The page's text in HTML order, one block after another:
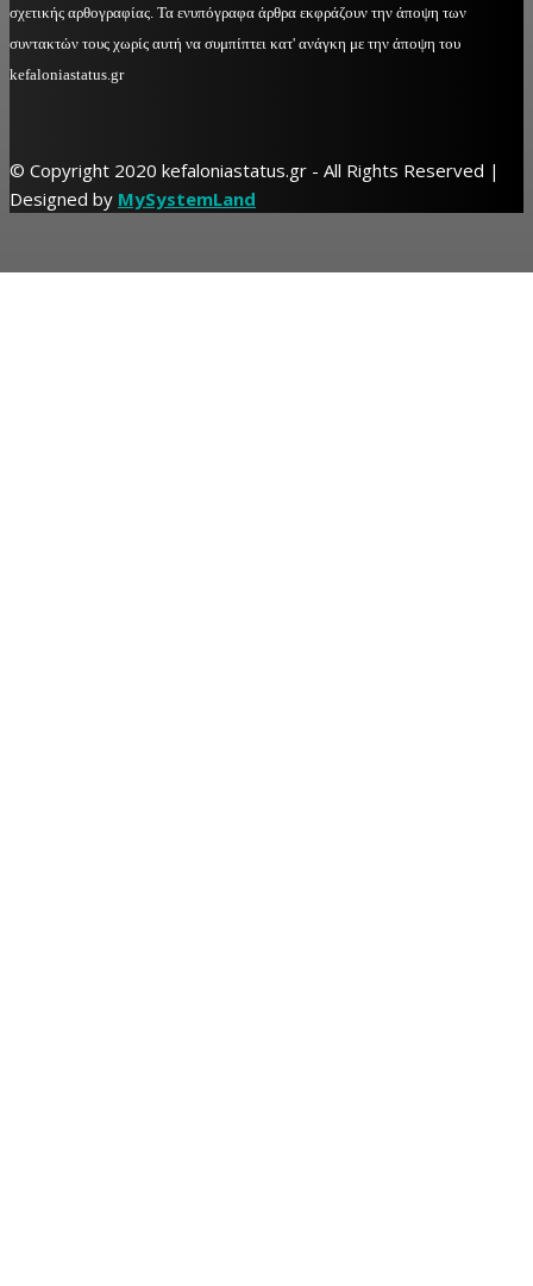
σχετικής αρθογραφίας. Τα ενυπόγραφα άρθρα εκφράζουν την άποψη των
συντακτών τους χωρίς αυτή να συμπίπτει κατ' ανάγκη με την άποψη του
kefaloniastatus.gr
© Copyright 2020 kefaloniastatus.gr - All Rights Reserved |
Designed by MySystemLand